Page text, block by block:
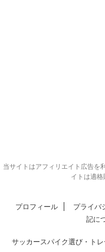
当サイトはアフィリエイト広告を
イトは適格
プロフィール プライバ
記に
サッカースパイク選び・ト